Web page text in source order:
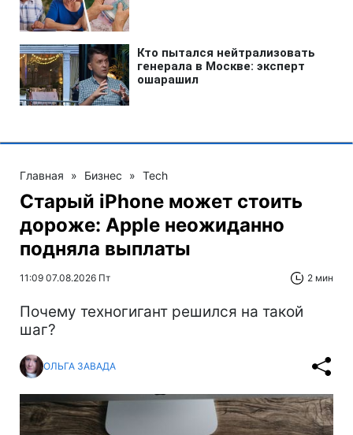
Главная » Бизнес » Tech
Старый iPhone может стоить
дороже: Apple неожиданно
подняла выплаты
11:09 07.08.2026 Пт 2 мин
Почему техногигант решился на такой
шаг?
ОЛЬГА ЗАВАДА